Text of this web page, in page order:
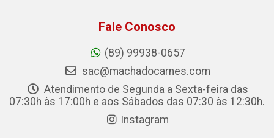
Fale Conosco
(89) 99938-0657
sac@machadocarnes.com
Atendimento de Segunda a Sexta-feira das
07:30h às 17:00h e aos Sábados das 07:30 às 12:30h.
Instagram